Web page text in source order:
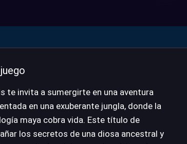
te invita a sumergirte en una aventura
en una exuberante jungla, donde la
maya cobra vida. Este título de
los secretos de una diosa ancestral y